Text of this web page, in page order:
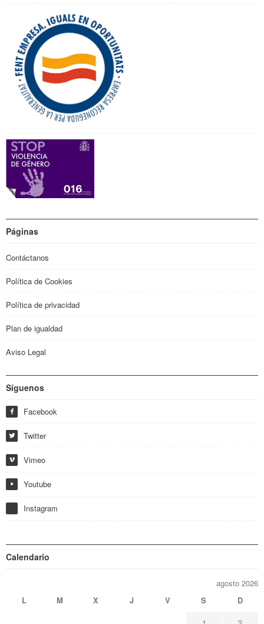
Páginas
Contáctanos
Política de Cookies
Política de privacidad
Plan de igualdad
Aviso Legal
Síguenos
f Facebook
w Twitter
i Vimeo
y Youtube
Instagram
Calendario
agosto 2026
L
M X J V S
D